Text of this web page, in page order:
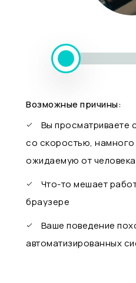
Возможные причины:
Вы просматриваете
со скоростью,
ожидаемую от человека
Что-то мешает
браузере
Ваше поведение
автоматизированных